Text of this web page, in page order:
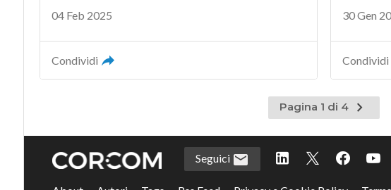
04 Feb 2025
Condividi
30 Gen
Condividi
Pagina 1 di 4
Pagina
Seguici